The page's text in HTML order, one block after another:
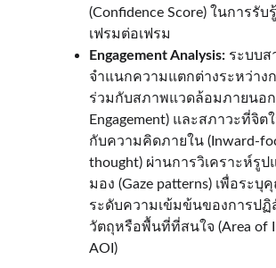
(Confidence Score) ในการรั
เฟรมต่อเฟรม
Engagement Analysis: ระบบส
จำแนกความแตกต่างระหว่าง
ร่วมกับสภาพแวดล้อมภายนอก
Engagement) และสภาวะที่จิต
กับความคิดภายใน (Inward-
thought) ผ่านการวิเคราะห์รูป
มอง (Gaze patterns) เพื่อระ
ระดับความเข้มข้นของการป
วัตถุหรือพื้นที่ที่สนใจ (Area of
AOI)